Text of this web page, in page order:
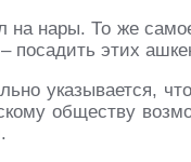
на нары. То же
– посадить этих
указывается,
обществу